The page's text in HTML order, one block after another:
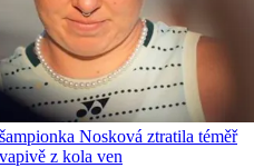
Nosková ztratila téměř
z kola ven